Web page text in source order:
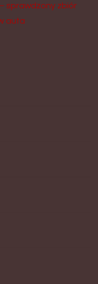
sprawdzony zbiór
auta